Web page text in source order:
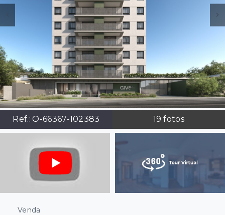
Ref.:O-66367-102383 19 fotos
Venda